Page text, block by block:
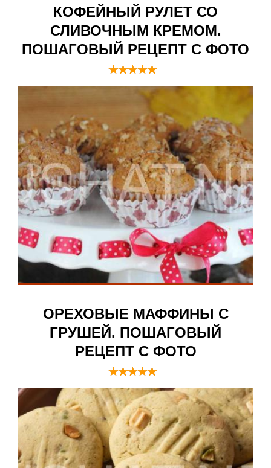
КОФЕЙНЫЙ РУЛЕТ СО
СЛИВОЧНЫМ КРЕМОМ.
ПОШАГОВЫЙ РЕЦЕПТ С ФОТО
ОРЕХОВЫЕ МАФФИНЫ С
ГРУШЕЙ. ПОШАГОВЫЙ
РЕЦЕПТ С ФОТО